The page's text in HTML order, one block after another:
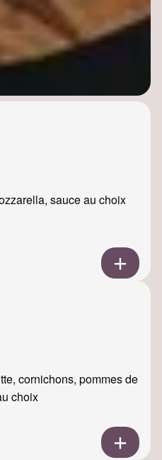
sauce au choix
cornichons, pommes de
choix